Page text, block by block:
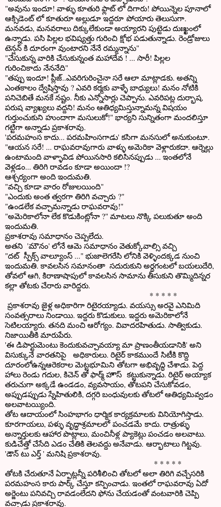
"అవును ఇందూ! వాళ్ళు కూతురి ఫ్లాట్ లో దిగారు! పోయిన్నెల పూనాలో
ఆక్సిడెంట్ లో కూతురూ అల్లుడూ ఇద్దరూ పోయారు తెలుసుగా.
మనవడు, మనవరాలు దిక్కులేకుండా అయ్యారని పుట్టెడు దుఃఖ్ఖంలో
ఉన్నాడు. పసి పిల్లల భవిష్యత్తు గురించి క్షోభ పడుతున్నాడు. రెండ్రోజులు
టెన్షన్ కి దూరంగా వుంటారని నేనే రమ్మన్నాను"
"చేసుకున్న వారికి చేసుకున్నంత మహాదేవ ! ... సారీ! పిల్లల
గురించికాదు నేననేది"
"తప్పు ఇందూ! ప్లీజ్..ఎవరిగురించైనా సరే ఆలా మాట్లాడకు. అతన్ని
ఎంతకాలం ద్వేషిస్తావు ? ఎవరి కర్మకు వాళ్ళే బాధ్యులు! మనం నోటికి
పనిచెబితే మనకే నష్టం. నీకు ఎన్నోసార్లు చెప్పాను. ఎవరిపట్ల దుర్భాష,
పరుష వ్యాఖ్యలు వద్దని! మనం ఆతిధ్యమిస్తున్నామన్న విషయం
గుర్తుంచుకుని హుందాగా మసులుకో!" భార్యని సున్నితంగా మందలిస్తూ
గట్టిగా అన్నాడు ప్రకాశరావు.
'పరమహంస కాదు... పరమహింసగాడు' కసిగా మనసులో అనుకుంటూ.
"ఆయన సరే! ... రాఘవరావుగారు వాళ్ళు అమెరికా వెళ్లారుకదా. ఆర్నెల్లు
ఉంటామంది వాళ్ళావిడ పోయినసారి కలిసినప్పుడు ... ఇంతలోనే
వెళ్లడం... తిరిగి రావడం కూడా అయిందా !?
ఆశ్చర్యంగా అంది ఇందుమతి.
"వచ్చి కూడా వారం రోజులయింది"
"ఎందుకు అంత త్వరగా తిరిగి వచ్చారు ?"
"ఉండలేక వచ్చామన్నాడు రాఘవరావు!"
"అమెరికాలోనా లేక కొడుకింట్లోనా ?" మాటలు నొక్కి పలుకుతూ అంది
ఇందుమతి.
ప్రకాశరావు సమాధానం చెప్పలేదు.
అతని 'మౌనం' లోనే ఆమె సమాధానం వెతుక్కోవాల్సి వచ్చి
"దట్ స్పీక్స్ వాల్యూంస్ ..." భుజాలెగరేసి లోనికి వెళ్ళిందక్కడ నుంచి
ఇందుమతి. కావలసిన సమానంతా సదురుకుని అర్ధగంటలో బయలుదేరి,
తోవలో ఆగి, కిరాణాషాపులో కావలసిన సామాను తీసుకుని తొమ్మిదిన్నర
కల్లా తోటకు చేరారు వారిద్దరు.
* * * * *
ప్రకాశరావు జైళ్ల అధికారిగా రిటైరయ్యాడు. వయస్సు అరవై ఎనిమిది
సంవత్సరాలు నిండాయి. ఇద్దరు కొడుకులు. ఇద్దరు అమెరికాలోనే
సెటిలయ్యారు. తనది మంచి ఆరోగ్యం. వివాదరహితుడు. సాత్వికుడు.
నిజాయితీకి మారుపేరు.
'ఈ డిపార్టుమెంటు కెందుకువచ్చావయ్యా మా ప్రాణంతీయడానికి' అని
విసుక్కునే వారతనిపై అధికారులు. రిటైర్ కాకముందే సిటీకి కొద్ది
దూరంలోఉన్నఆరెకరాల మెట్టభూమిని తోటగా అభివృద్ధి చేశాడు. పెద్ద
హాలు రెండు గదుల, కిచెన్ తో ఫార్మ్ హౌస్ కట్టుకున్నాడు. రిటైర్ అయ్యాక
తరుచుగా అక్కడే ఉండడం, వ్యవసాయం, తోటపని చేసుకోవడం,
అప్పుడప్పుడు స్నేహితులికి, దగ్గరి బంధువులకు తోటలో ఆతిధ్యమివ్వడం
అలవాటయ్యింది.
తోట ఆదాయంలో సింహభాగం ధార్మిక కార్యక్రమాలకు వినియోగిస్తాడు.
కూరగాయలు, పళ్ళు వృద్ధాశ్రమాలలో పంచడమే కాదు. రాత్రుళ్ళు
అన్నార్తులకు ఆహార పొట్లాలు, మంచినీళ్ల ప్యాకెట్లు పంచడం అలవాటు.
కుడిచేత్తో చేసేది ఎడం చేతికి తెలవద్దు అనేవాడు. ఆర్భాటాలు గిట్టవు.
'డౌన్ టు ఎర్త్ ' మనిషి ప్రకాశరావు.
* * * * *
తోటకి చేరుతూనే ఏర్పాట్లన్నీ పరిశీలించి తోటలో అలా తిరిగి వచ్చేసరికి
పరమహంస కారు పార్క్ చేస్తూ కన్పించాడు. ఇంతలో రాఘవరావు ఏదో
అర్జెంటు పనివచ్చి రావడంలేదని ఫోను చేయడంతో వంటవారికి చెప్పి
వచ్చాడు ప్రకాశరావు.